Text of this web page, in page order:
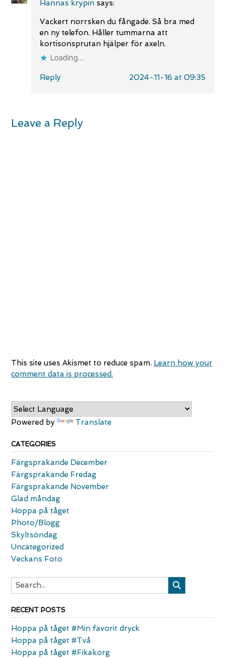
Hannas krypin says:
Vackert norrsken du fångade. Så bra med
en ny telefon. Håller tummarna att
kortisonsprutan hjälper för axeln.
Loading...
Reply 2024-11-16 at 09:35
Leave a Reply
This site uses Akismet to reduce spam. Learn how your
comment data is processed.
Powered by Translate
CATEGORIES
Färgsprakande December
Färgsprakande Fredag
Färgsprakande November
Glad måndag
Hoppa på tåget
Photo/Blogg
Skyltsöndag
Uncategorized
Veckans Foto
RECENT POSTS
Hoppa på tåget #Min favorit dryck
Hoppa på tåget #Två
Hoppa på tåget #Fikakorg